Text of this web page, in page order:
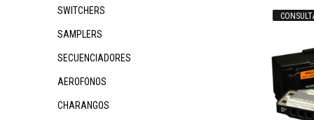
SWITCHERS
SAMPLERS
SECUENCIADORES
AEROFONOS
CHARANGOS